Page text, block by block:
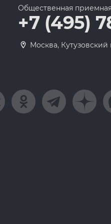
Общественная приемная
+7 (495)
Москва, Кутузовский